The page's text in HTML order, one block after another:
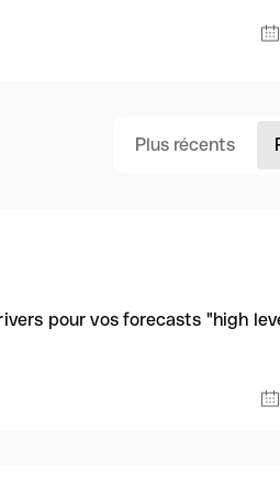
Plus récents
pour vos forecasts "high